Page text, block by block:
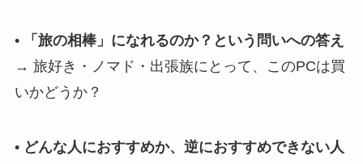
•
「旅の相棒」になれるのか？という問いへの答え
→ 旅好き・ノマド・出張族にとって、このPCは買
いかどうか？
• どんな人におすすめか、逆におすすめできない人